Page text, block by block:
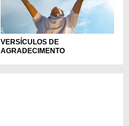
VERSÍCULOS DE
AGRADECIMENTO